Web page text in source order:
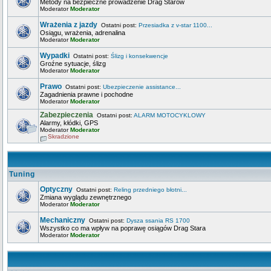
Metody na bezpieczne prowadzenie Drag Starów
ModeratorModerator
Wrażenia z jazdy Ostatni post: Przesiadka z v-star 1100...
Osiągu, wrażenia, adrenalina
ModeratorModerator
Wypadki Ostatni post: Ślizg i konsekwencje
Groźne sytuacje, ślizg
ModeratorModerator
Prawo Ostatni post: Ubezpieczenie assistance...
Zagadnienia prawne i pochodne
ModeratorModerator
Zabezpieczenia Ostatni post: ALARM MOTOCYKLOWY
Alarmy, kłódki, GPS
ModeratorModerator
Skradzione
Tuning
Optyczny Ostatni post: Reling przedniego błotni...
Zmiana wyglądu zewnętrznego
ModeratorModerator
Mechaniczny Ostatni post: Dysza ssania RS 1700
Wszystko co ma wpływ na poprawę osiągów Drag Stara
ModeratorModerator